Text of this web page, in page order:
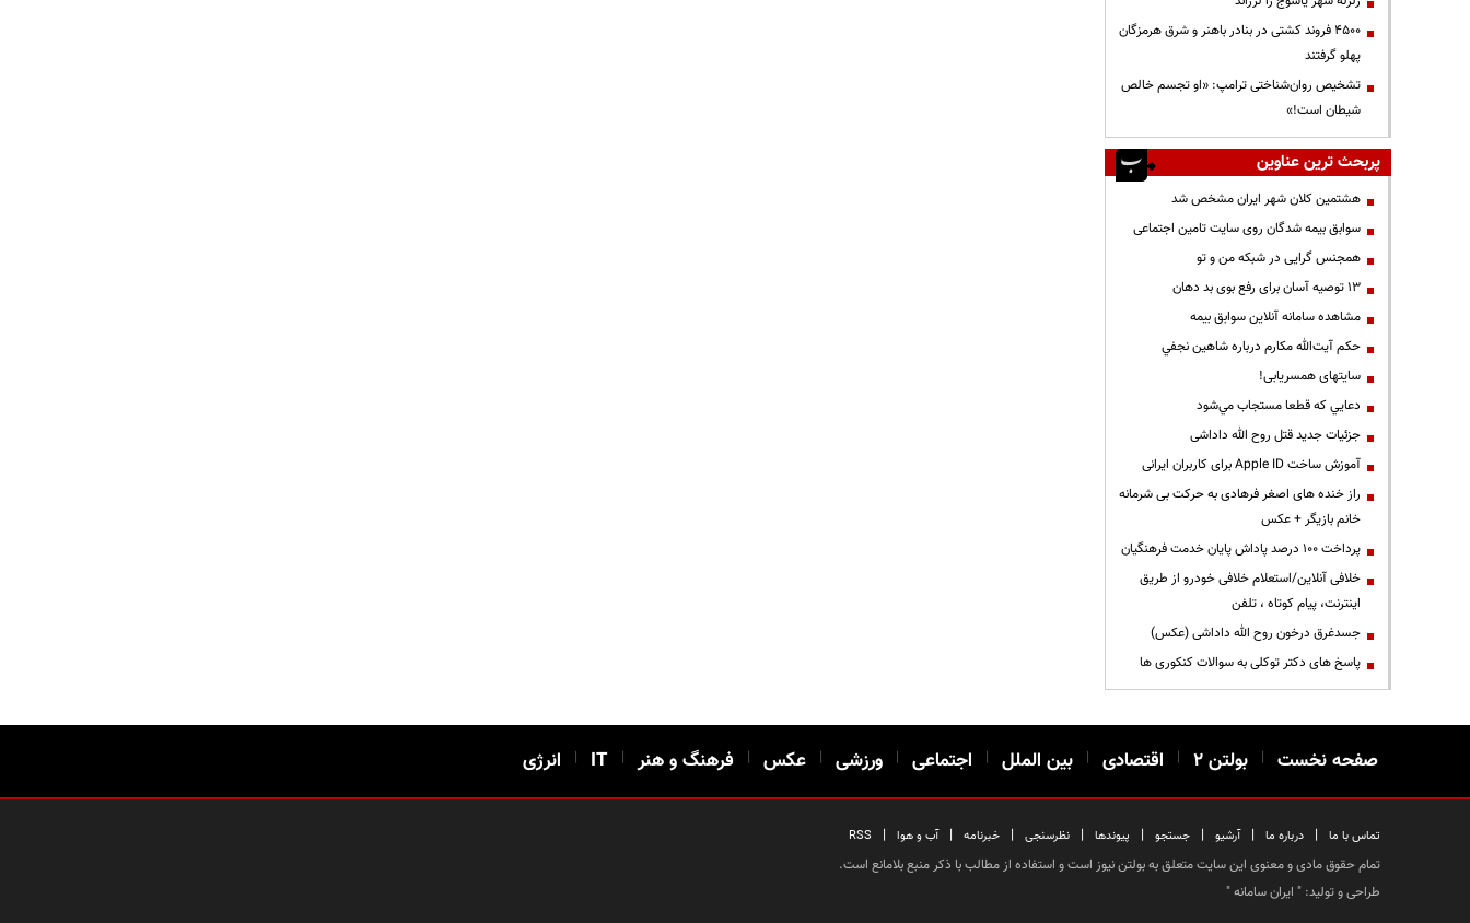
۴۵۰۰ فروند کشتی در بنادر باهنر و شرق هرمزگان
پهلو گرفتند
تشخیص روان‌شناختی ترامپ: «او تجسم خالص
شیطان است!»
پربحث ترین عناوین
هشتمین کلان شهر ایران مشخص شد
سوابق بیمه شدگان روی سایت تامین اجتماعی
همجنس گرایی در شبکه من و تو
13 توصیه آسان برای رفع بوی بد دهان
مشاهده سامانه آنلاين سوابق بیمه
حكم آيت‌الله مكارم درباره شاهين نجفي
سایتهای همسریابی!
دعايي كه قطعا مستجاب مي‌شود
جزئیات جدید قتل روح الله داداشی
آموزش ساخت Apple ID برای کاربران ایرانی
راز خنده های اصغر فرهادی به حرکت بی شرمانه
خانم بازیگر + عکس
پرداخت ۱۰۰ درصد پاداش پایان خدمت فرهنگیان
خلافی آنلاین/استعلام خلافی خودرو از طریق
اینترنت، پیام کوتاه ، تلفن
جسدغرق درخون روح الله داداشی (عکس)
پاسخ های دکتر توکلی به سوالات کنکوری ها
صفحه نخست | بولتن ۲ | اقتصادی | بین الملل | اجتماعی | ورزشی | عکس | فرهنگ و هنر |
IT
| انرژی
تماس با ما | درباره ما | آرشیو | جستجو | پیوندها | نظرسنجی | خبرنامه | آب و هوا |
RSS
تمام حقوق مادی و معنوی این سایت متعلق به بولتن نیوز است و استفاده از مطالب با ذکر منبع بلامانع است.
طراحی و تولید: " ایران سامانه"